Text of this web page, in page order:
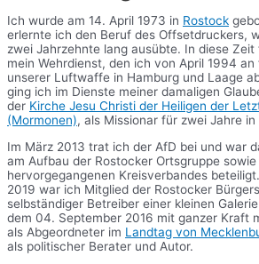
Ich wurde am 14. April 1973 in Rostock
erlernte ich den Beruf des Offsetdruckers,
zwei Jahrzehnte lang ausübte. In diese Zeit
mein Wehrdienst, den ich von April 1994
unserer Luftwaffe in Hamburg und Laage
ging ich im Dienste meiner damaligen
der Kirche Jesu Christi der Heiligen der
(Mormonen), als Missionar für zwei Jahre in
Im März 2013 trat ich der AfD bei und war
am Aufbau der Rostocker Ortsgruppe
hervorgegangenen Kreisverbandes
2019 war ich Mitglied der Rostocker
selbständiger Betreiber einer kleinen
dem 04. September 2016 mit ganzer Kraft
als Abgeordneter im Landtag von
als politischer Berater und Autor.